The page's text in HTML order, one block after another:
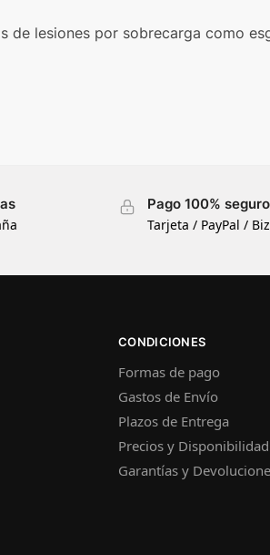
de lesiones por sobrecarga como
Pago 100% seguro
Tarjeta / PayPal /
CONDICIONES
Formas de pago
Gastos de Envío
Plazos de Entrega
Precios y Disponibilidad
Garantías y